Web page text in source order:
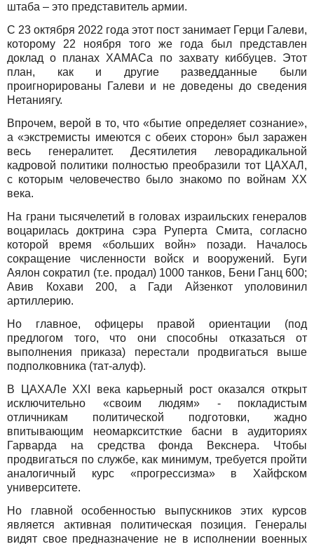
штаба – это представитель армии.
С 23 октября 2022 года этот пост занимает Герци Галеви,
которому 22 ноября того же года был представлен
доклад о планах ХАМАСа по захвату киббуцев. Этот
план, как и другие разведданные были
проигнорированы Галеви и не доведены до сведения
Нетаниягу.
Впрочем, верой в то, что «бытие определяет сознание»,
а «экстремисты имеются с обеих сторон» был заражен
весь генералитет. Десятилетия леворадикальной
кадровой политики полностью преобразили тот ЦАХАЛ,
с которым человечество было знакомо по войнам ХХ
века.
На грани тысячелетий в головах израильских генералов
воцарилась доктрина сэра Руперта Смита, согласно
которой время «больших войн» позади. Началось
сокращение численности войск и вооружений. Буги
Аялон сократил (т.е. продал) 1000 танков, Бени Ганц 600;
Авив Кохави 200, а Гади Айзенкот уполовинил
артиллерию.
Но главное, офицеры правой ориентации (под
предлогом того, что они способны отказаться от
выполнения приказа) перестали продвигаться выше
подполковника (тат-алуф).
В ЦАХАЛе ХХI века карьерный рост оказался открыт
исключительно «своим людям» - покладистым
отличникам политической подготовки, жадно
впитывающим неомаркситсткие басни в аудиториях
Гарварда на средства фонда Векснера. Чтобы
продвигаться по службе, как минимум, требуется пройти
аналогичный курс «прогрессизма» в Хайфском
университете.
Но главной особенностью выпускников этих курсов
является активная политическая позиция. Генералы
видят свое предназначение не в исполнении военных